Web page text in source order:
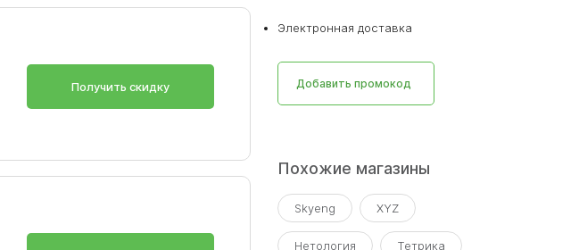
Получить скидку
Электронная доставка
Добавить промокод
Похожие магазины
Skyeng XYZ
Нетология Тетрика